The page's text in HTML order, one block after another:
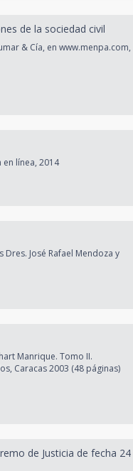
de la sociedad civil
& Cía, en www.menpa.com,
línea, 2014
Dres. José Rafael Mendoza y
Manrique. Tomo II.
Caracas 2003 (48 páginas)
de Justicia de fecha 24